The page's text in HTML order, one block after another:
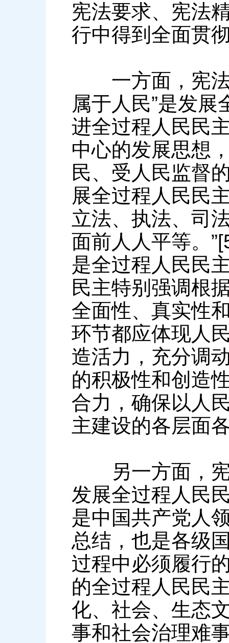
宪法要求、宪法
行中得到全面贯
一方面，宪法
属于人民”是发
进全过程人民民
中心的发展思想
民、受人民监督
展全过程人民民
立法、执法、司
面前人人平等。
是全过程人民民
民主特别强调根
全面性、真实性
环节都应体现人
造活力，充分调
的积极性和创造
合力，确保以人
主建设的各层面
另一方面，宪
发展全过程人民
是中国共产党人
总结，也是各级
过程中必须履行
的全过程人民民
化、社会、生态
事和社会治理难